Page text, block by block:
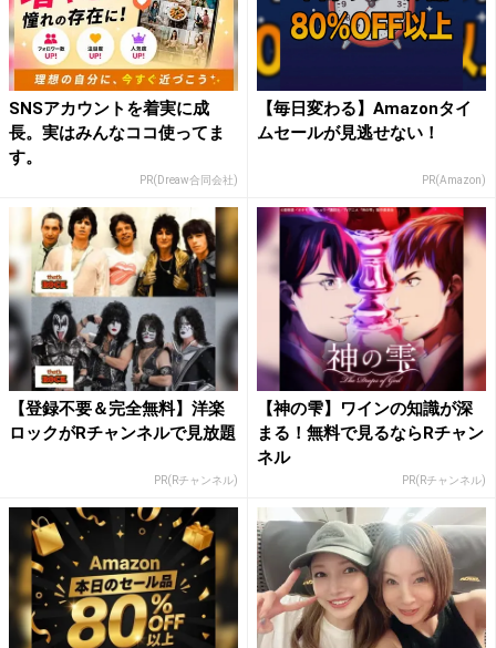
SNSアカウントを着実に成
長。実はみんなココ使ってま
す。
PR(Dreaw合同会社)
【毎日変わる】Amazonタイ
ムセールが見逃せない！
PR(Amazon)
【登録不要＆完全無料】洋楽
ロックがRチャンネルで見放題
PR(Rチャンネル)
【神の雫】ワインの知識が深
まる！無料で見るならRチャン
ネル
PR(Rチャンネル)